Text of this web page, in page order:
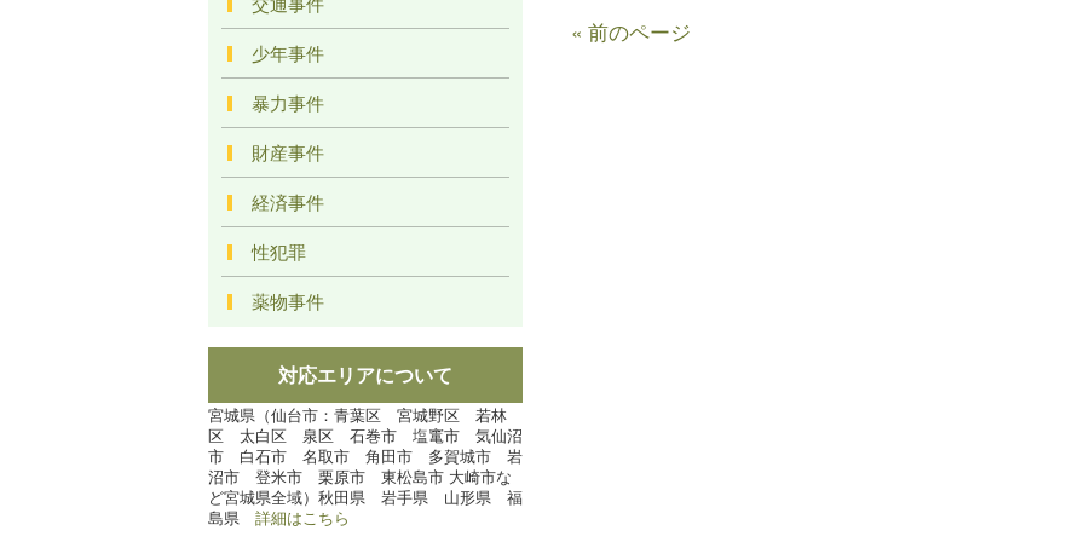
« 前のページ
少年事件
暴力事件
財産事件
経済事件
性犯罪
薬物事件
対応エリアについて
宮城県（仙台市：青葉区 宮城野区 若林
区 太白区 泉区 石巻市 塩竃市 気仙沼
市 白石市 名取市 角田市 多賀城市 岩
沼市 登米市 栗原市 東松島市 大崎市な
ど宮城県全域）秋田県 岩手県 山形県 福
島県 詳細はこちら